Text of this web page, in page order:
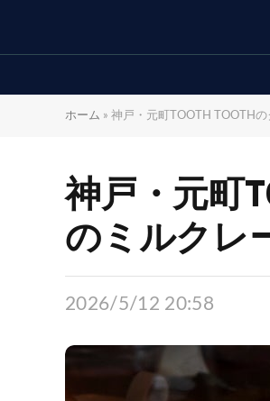
ホーム » 神戸・元町TOOTH TOOTH
神戸・元町
のミルクレ
2026/5/12 20:58